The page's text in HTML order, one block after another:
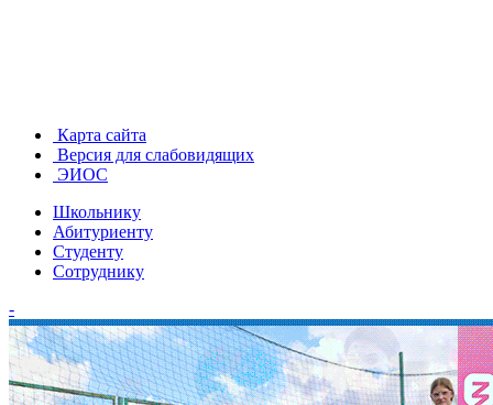
Карта сайта
Версия для слабовидящих
ЭИОС
Школьнику
Абитуриенту
Студенту
Сотруднику
-